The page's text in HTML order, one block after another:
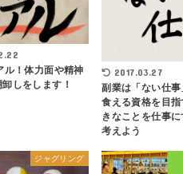
ル！体力面や精神
しをします！
2017.03.27
副業は「ない仕事
食える資格を目
きなことを仕事
考えよう
ジャグリング